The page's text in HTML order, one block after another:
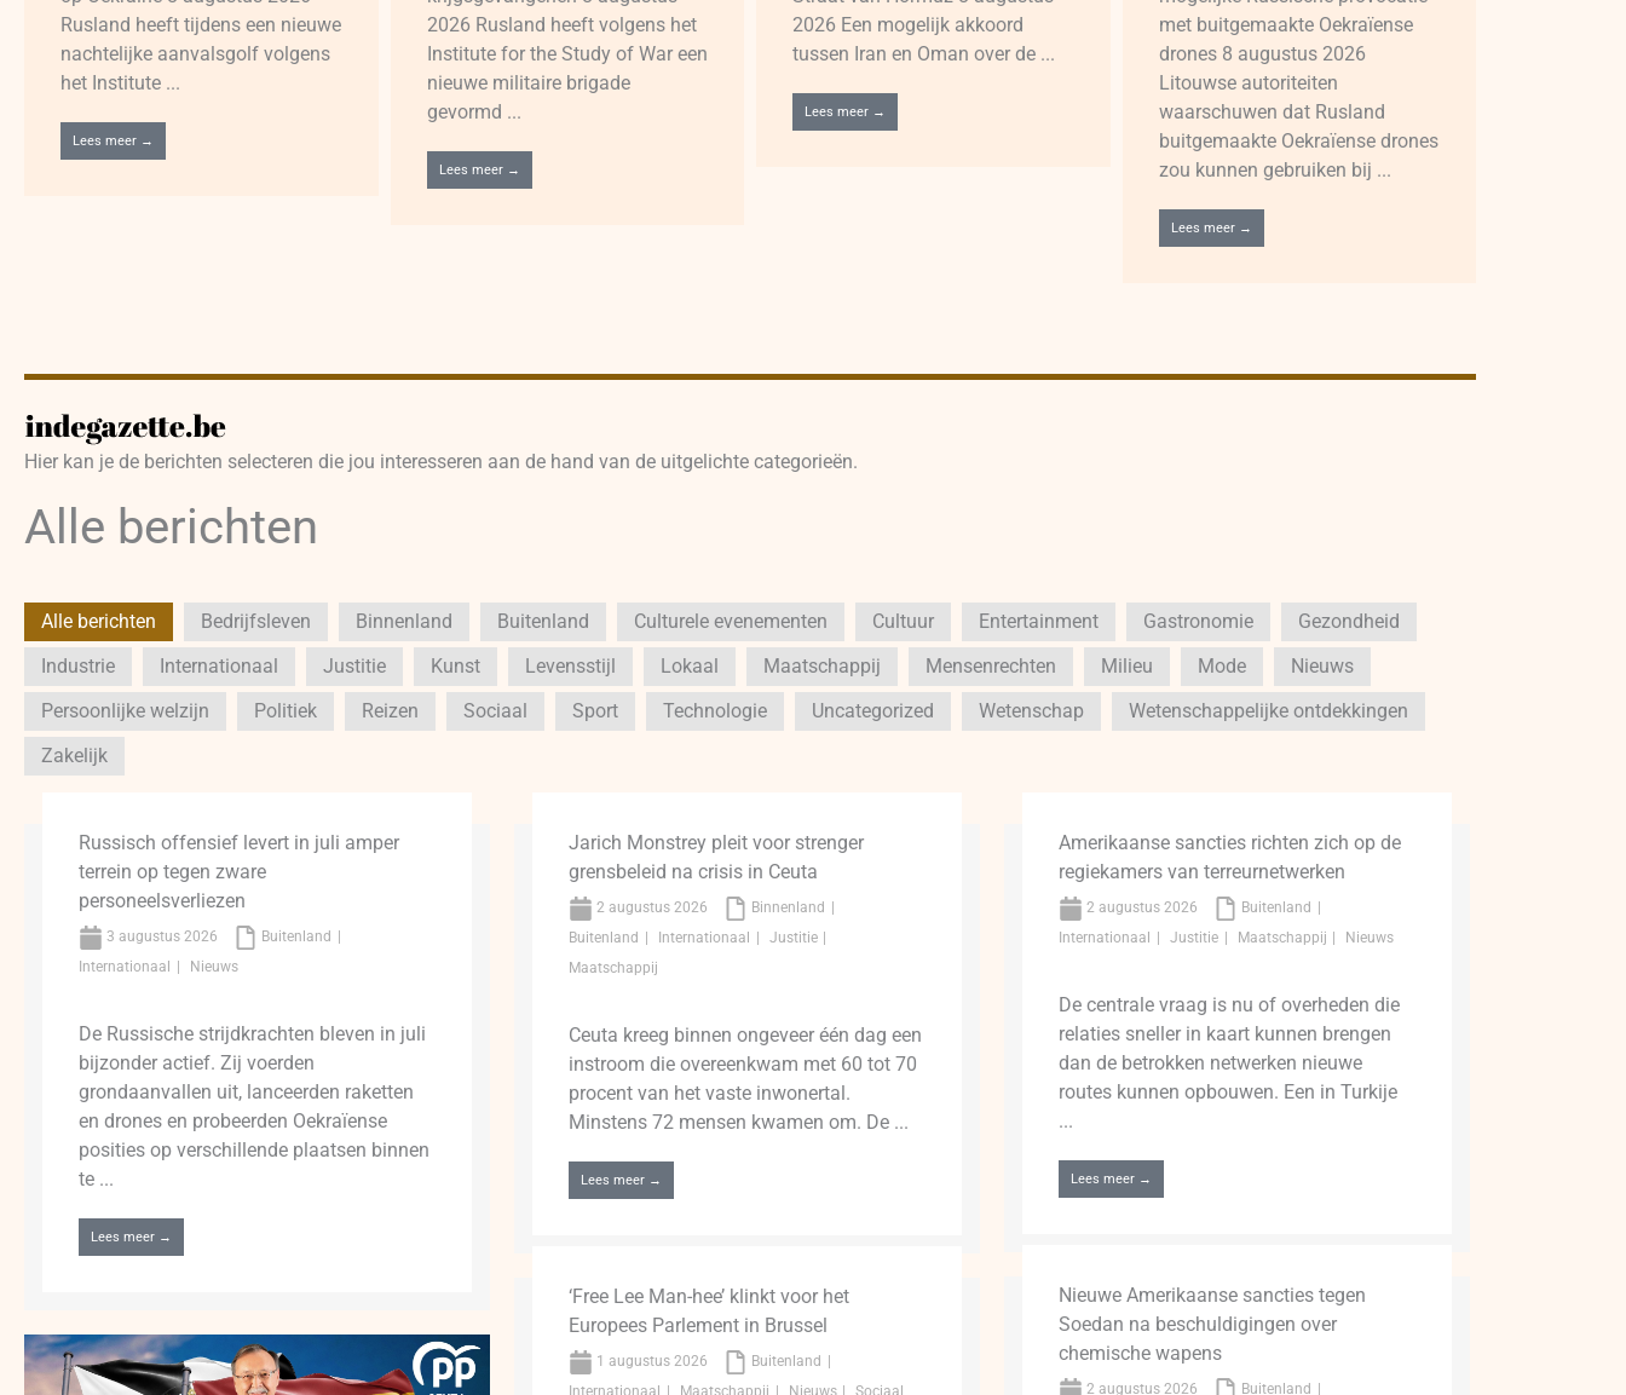
Rusland heeft tijdens een nieuwe
nachtelijke aanvalsgolf volgens
het Institute ...
Lees meer →
2026 Rusland heeft volgens het
Institute for the Study of War een
nieuwe militaire brigade
gevormd ...
Lees meer →
2026 Een mogelijk akkoord
tussen Iran en Oman over de ...
Lees meer →
met buitgemaakte Oekraïense
drones 8 augustus 2026
Litouwse autoriteiten
waarschuwen dat Rusland
buitgemaakte Oekraïense drones
zou kunnen gebruiken bij ...
Lees meer →
Hier kan je de berichten selecteren die jou interesseren aan de hand van de uitgelichte categorieën.
Alle berichten
Alle berichten Bedrijfsleven Binnenland Buitenland Culturele evenementen Cultuur Entertainment Gastronomie
Gezondheid
Industrie
Internationaal Justitie Kunst Levensstijl Lokaal Maatschappij Mensenrechten Milieu Mode
Nieuws
Persoonlijke welzijn
Politiek Reizen Sociaal Sport Technologie Uncategorized Wetenschap
Wetenschappelijke ontdekkingen
Zakelijk
Russisch offensief levert in juli amper
terrein op tegen zware
personeelsverliezen
3 augustus 2026
Buitenland
Internationaal
Nieuws
De Russische strijdkrachten bleven in juli
bijzonder actief. Zij voerden
grondaanvallen uit, lanceerden raketten
en drones en probeerden Oekraïense
posities op verschillende plaatsen binnen
te ...
Lees meer →
Jarich Monstrey pleit voor strenger
grensbeleid na crisis in Ceuta
2 augustus 2026
Binnenland
Buitenland
Internationaal
Justitie
Maatschappij
Ceuta kreeg binnen ongeveer één dag een
instroom die overeenkwam met 60 tot 70
procent van het vaste inwonertal.
Minstens 72 mensen kwamen om. De ...
Lees meer →
Amerikaanse sancties richten zich op de
regiekamers van terreurnetwerken
2 augustus 2026
Buitenland
Internationaal
Justitie Maatschappij Nieuws
De centrale vraag is nu of overheden die
relaties sneller in kaart kunnen brengen
dan de betrokken netwerken nieuwe
routes kunnen opbouwen. Een in Turkije
...
Lees meer →
Nieuwe Amerikaanse sancties tegen
Soedan na beschuldigingen over
chemische wapens
2 augustus 2026 Buitenland
‘Free Lee Man-hee’ klinkt voor het
Europees Parlement in Brussel
1 augustus 2026
Buitenland
Internationaal
Maatschappij Nieuws Sociaal